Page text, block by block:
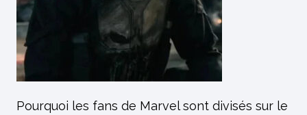
Pourquoi les fans de Marvel sont divisés sur le